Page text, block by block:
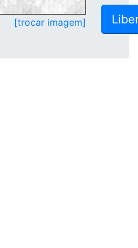
[trocar imagem]